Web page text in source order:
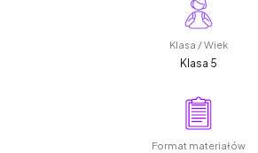
Klasa / Wiek
Klasa 5
Format materiałów